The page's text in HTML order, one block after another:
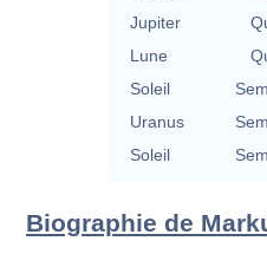
Jupiter
Lune
Soleil
Uranus
Soleil
Biographie de